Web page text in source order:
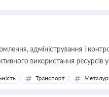
адміністрування і
використання ресурсів
Транспорт